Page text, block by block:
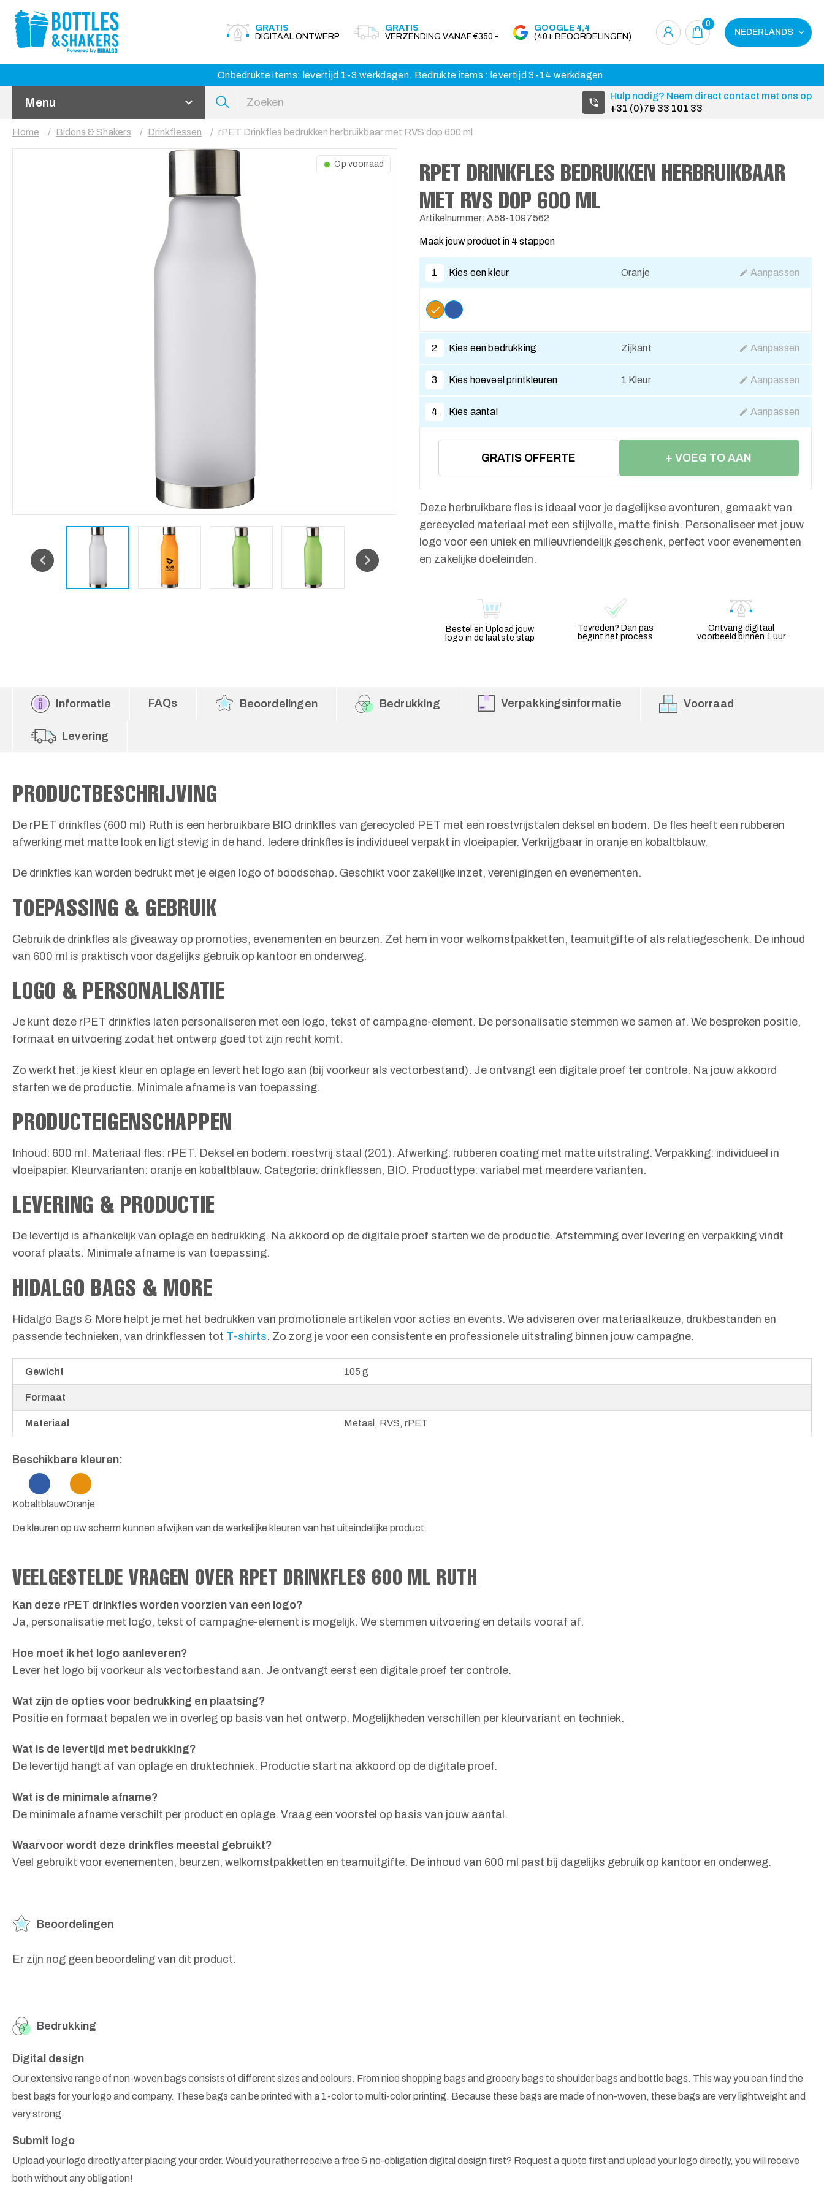
GRATIS
DIGITAAL ONTWERP
GRATIS
VERZENDING VANAF €350,-
GOOGLE 4,4
(40+ BEOORDELINGEN)
0
NEDERLANDS
Onbedrukte items: levertijd 1-3 werkdagen. Bedrukte items : levertijd 3-14 werkdagen.
Menu
Hulp nodig? Neem direct contact met ons op
+31 (0)79 33 101 33
Home Bidons & Shakers Drinkflessen rPET Drinkfles bedrukken herbruikbaar met RVS dop 600 ml
Op voorraad
RPET DRINKFLES BEDRUKKEN HERBRUIKBAAR
MET RVS DOP 600 ML
Artikelnummer: A58-1097562
Maak jouw product in 4 stappen
1 Kies een kleur Oranje Aanpassen
2 Kies een bedrukking Zijkant Aanpassen
3 Kies hoeveel printkleuren 1 Kleur Aanpassen
4 Kies aantal Aanpassen
GRATIS OFFERTE + VOEG TO AAN
Deze herbruikbare fles is ideaal voor je dagelijkse avonturen, gemaakt van
gerecycled materiaal met een stijlvolle, matte finish. Personaliseer met jouw
logo voor een uniek en milieuvriendelijk geschenk, perfect voor evenementen
en zakelijke doeleinden.
Bestel en Upload jouw
logo in de laatste stap
Tevreden? Dan pas
begint het process
Ontvang digitaal
voorbeeld binnen 1 uur
Informatie FAQs Beoordelingen Bedrukking Verpakkingsinformatie Voorraad
Levering
PRODUCTBESCHRIJVING
De rPET drinkfles (600 ml) Ruth is een herbruikbare BIO drinkfles van gerecycled PET met een roestvrijstalen deksel en bodem. De fles heeft een rubberen
afwerking met matte look en ligt stevig in de hand. Iedere drinkfles is individueel verpakt in vloeipapier. Verkrijgbaar in oranje en kobaltblauw.
De drinkfles kan worden bedrukt met je eigen logo of boodschap. Geschikt voor zakelijke inzet, verenigingen en evenementen.
TOEPASSING & GEBRUIK
Gebruik de drinkfles als giveaway op promoties, evenementen en beurzen. Zet hem in voor welkomstpakketten, teamuitgifte of als relatiegeschenk. De inhoud
van 600 ml is praktisch voor dagelijks gebruik op kantoor en onderweg.
LOGO & PERSONALISATIE
Je kunt deze rPET drinkfles laten personaliseren met een logo, tekst of campagne-element. De personalisatie stemmen we samen af. We bespreken positie,
formaat en uitvoering zodat het ontwerp goed tot zijn recht komt.
Zo werkt het: je kiest kleur en oplage en levert het logo aan (bij voorkeur als vectorbestand). Je ontvangt een digitale proef ter controle. Na jouw akkoord
starten we de productie. Minimale afname is van toepassing.
PRODUCTEIGENSCHAPPEN
Inhoud: 600 ml. Materiaal fles: rPET. Deksel en bodem: roestvrij staal (201). Afwerking: rubberen coating met matte uitstraling. Verpakking: individueel in
vloeipapier. Kleurvarianten: oranje en kobaltblauw. Categorie: drinkflessen, BIO. Producttype: variabel met meerdere varianten.
LEVERING & PRODUCTIE
De levertijd is afhankelijk van oplage en bedrukking. Na akkoord op de digitale proef starten we de productie. Afstemming over levering en verpakking vindt
vooraf plaats. Minimale afname is van toepassing.
HIDALGO BAGS & MORE
Hidalgo Bags & More helpt je met het bedrukken van promotionele artikelen voor acties en events. We adviseren over materiaalkeuze, drukbestanden en
passende technieken, van drinkflessen tot T-shirts. Zo zorg je voor een consistente en professionele uitstraling binnen jouw campagne.
Gewicht 105 g
Formaat
Materiaal Metaal, RVS, rPET
Beschikbare kleuren:
KobaltblauwOranje
De kleuren op uw scherm kunnen afwijken van de werkelijke kleuren van het uiteindelijke product.
VEELGESTELDE VRAGEN OVER RPET DRINKFLES 600 ML RUTH
Kan deze rPET drinkfles worden voorzien van een logo?
Ja, personalisatie met logo, tekst of campagne-element is mogelijk. We stemmen uitvoering en details vooraf af.
Hoe moet ik het logo aanleveren?
Lever het logo bij voorkeur als vectorbestand aan. Je ontvangt eerst een digitale proef ter controle.
Wat zijn de opties voor bedrukking en plaatsing?
Positie en formaat bepalen we in overleg op basis van het ontwerp. Mogelijkheden verschillen per kleurvariant en techniek.
Wat is de levertijd met bedrukking?
De levertijd hangt af van oplage en druktechniek. Productie start na akkoord op de digitale proef.
Wat is de minimale afname?
De minimale afname verschilt per product en oplage. Vraag een voorstel op basis van jouw aantal.
Waarvoor wordt deze drinkfles meestal gebruikt?
Veel gebruikt voor evenementen, beurzen, welkomstpakketten en teamuitgifte. De inhoud van 600 ml past bij dagelijks gebruik op kantoor en onderweg.
Beoordelingen
Er zijn nog geen beoordeling van dit product.
Bedrukking
Digital design
Our extensive range of non-woven bags consists of different sizes and colours. From nice shopping bags and grocery bags to shoulder bags and bottle bags. This way you can find the
best bags for your logo and company. These bags can be printed with a 1-color to multi-color printing. Because these bags are made of non-woven, these bags are very lightweight and
very strong.
Submit logo
Upload your logo directly after placing your order. Would you rather receive a free & no-obligation digital design first? Request a quote first and upload your logo directly, you will receive
both without any obligation!